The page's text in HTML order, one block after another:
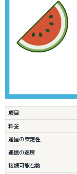
項目
料金
通信の安定性
通信の速度
接続可能台数